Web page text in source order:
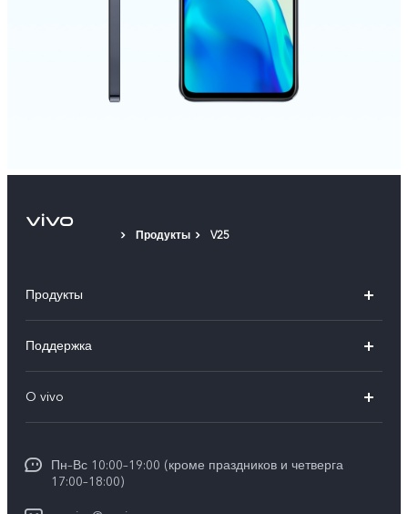
Продукты V25
Продукты
V50 Lite
Y29
Поддержка
Funtouch OS
Сервисные центры
IMEI аутентификация
O vivo
Пресс Центр
Карьера в vivo
Пн–Вс 10:00–19:00 (кроме праздников и четверга
17:00–18:00)